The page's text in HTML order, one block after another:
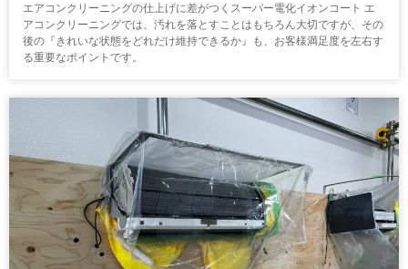
エアコンクリーニングの仕上げに差がつくスーパー電化イオンコート エ
アコンクリーニングでは、汚れを落とすことはもちろん大切ですが、その
後の『きれいな状態をどれだけ維持できるか』も、お客様満足度を左右す
る重要なポイントです。